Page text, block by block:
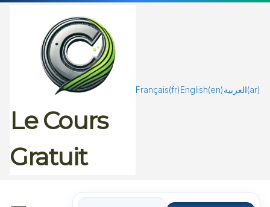
Le Cours
Gratuit
Français(fr) English(en)العربية(ar)